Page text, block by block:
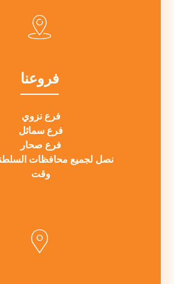
فروعنا
فرع نزوي
فرع سمائل
فرع صحار
نصل لجميع محافظات
وقت